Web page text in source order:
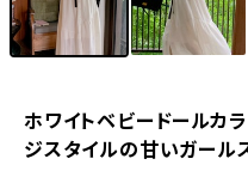
ホワイトベビードールカ
ジスタイルの甘いガール